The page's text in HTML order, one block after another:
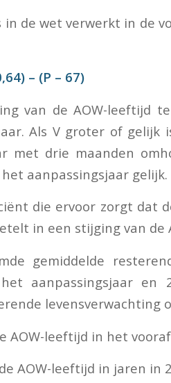
in de wet verwerkt in de
– (P – 67)
van de AOW-leeftijd
Als V groter of gelijk
met drie maanden
aanpassingsjaar gelijk.
die ervoor zorgt dat
in een stijging van de
gemiddelde
aanpassingsjaar
levensverwachting
AOW-leeftijd in het
AOW-leeftijd in jaren in